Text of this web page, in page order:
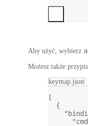
Aby użyć, wybierz
Możesz także
keymap.json
[
{